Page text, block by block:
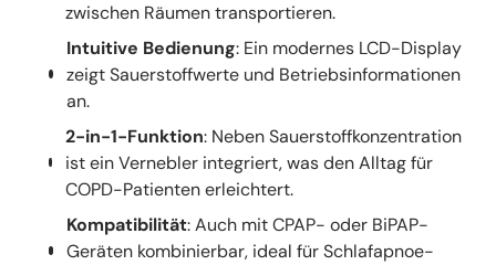
zwischen Räumen transportieren.
Intuitive Bedienung: Ein modernes LCD-Display
zeigt Sauerstoffwerte und Betriebsinformationen
an.
2-in-1-Funktion: Neben Sauerstoffkonzentration
ist ein Vernebler integriert, was den Alltag für
COPD-Patienten erleichtert.
Kompatibilität: Auch mit CPAP- oder BiPAP-
Geräten kombinierbar, ideal für Schlafapnoe-